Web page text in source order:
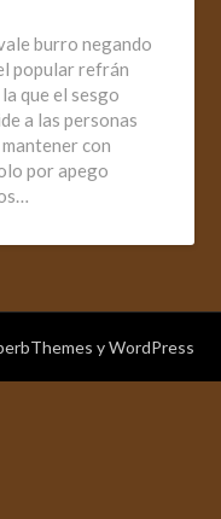
burro negando
popular refrán
que el sesgo
a las personas
con
por apego
y WordPress